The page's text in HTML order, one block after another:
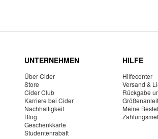
UNTERNEHMEN
Über Cider
Store
Cider Club
Karriere bei Cider
Nachhaltigkeit
Blog
Geschenkkarte
Studentenrabatt
HILFE
Hilfecenter
Versand &
Rückgabe
Meine